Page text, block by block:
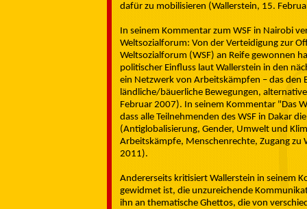
dafür zu mobilisieren (Wallerstein, 15.
In seinem Kommentar zum WSF in Nairobi
Weltsozialforum: Von der Verteidigung zur
Weltsozialforum (WSF) an Reife gewonnen
politischer Einfluss laut Wallerstein in den
ein Netzwerk von Arbeitskämpfen – das den
ländliche/bäuerliche Bewegungen,
Februar 2007). In seinem Kommentar "Das
dass alle Teilnehmenden des WSF in Dakar
(Antiglobalisierung, Gender, Umwelt und
Arbeitskämpfe, Menschenrechte, Zugang zu
2011).
Andererseits kritisiert Wallerstein in seinem
gewidmet ist, die unzureichende
ihn an thematische Ghettos, die von